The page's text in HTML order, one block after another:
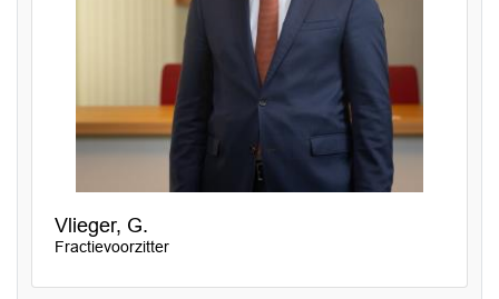
Vlieger, G.
Fractievoorzitter